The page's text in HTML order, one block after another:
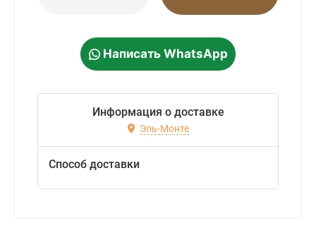
Написать WhatsApp
Информация о доставке
Эль-Монте
Способ доставки